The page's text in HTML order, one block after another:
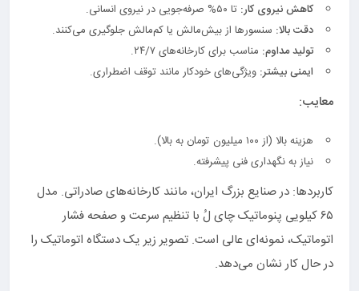
کاهش نیروی کار: تا ۵۰% صرفه‌جویی در نیروی انسانی.
دقت بالا: سنسورها از بیش‌مالش یا کم‌مالش جلوگیری می‌کنند.
تولید مداوم: مناسب برای کارخانه‌های ۲۴/۷.
ایمنی بیشتر: ویژگی‌های خودکار مانند توقف اضطراری.
معایب:
هزینه بالا (از ۱۰۰ میلیون تومان به بالا).
نیاز به نگهداری فنی پیشرفته.
کاربردها: در صنایع بزرگ ایران، مانند کارخانه‌های صادراتی. مدل
۶۵ کیلویی پنوماتیک چای لُ با تنظیم سرعت و صفحه فشار
اتوماتیک، نمونه‌ای عالی است. تصویر زیر یک دستگاه اتوماتیک را
در حال کار نشان می‌دهد.